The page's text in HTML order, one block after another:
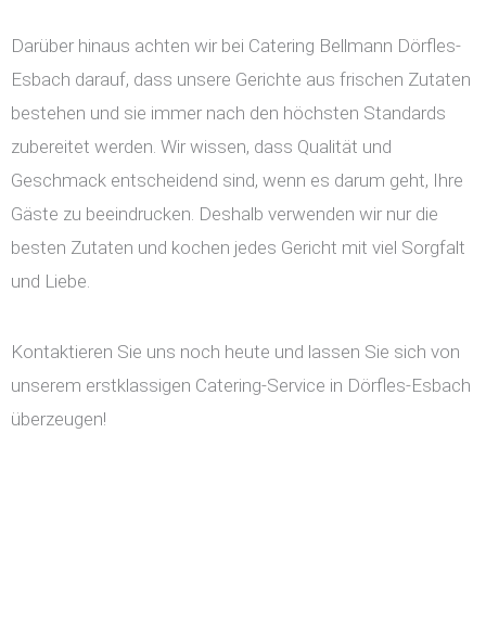
Darüber hinaus achten wir bei Catering Bellmann Dörfles-
Esbach darauf, dass unsere Gerichte aus frischen Zutaten
bestehen und sie immer nach den höchsten Standards
zubereitet werden. Wir wissen, dass Qualität und
Geschmack entscheidend sind, wenn es darum geht, Ihre
Gäste zu beeindrucken. Deshalb verwenden wir nur die
besten Zutaten und kochen jedes Gericht mit viel Sorgfalt
und Liebe.
Kontaktieren Sie uns noch heute und lassen Sie sich von
unserem erstklassigen Catering-Service in Dörfles-Esbach
überzeugen!